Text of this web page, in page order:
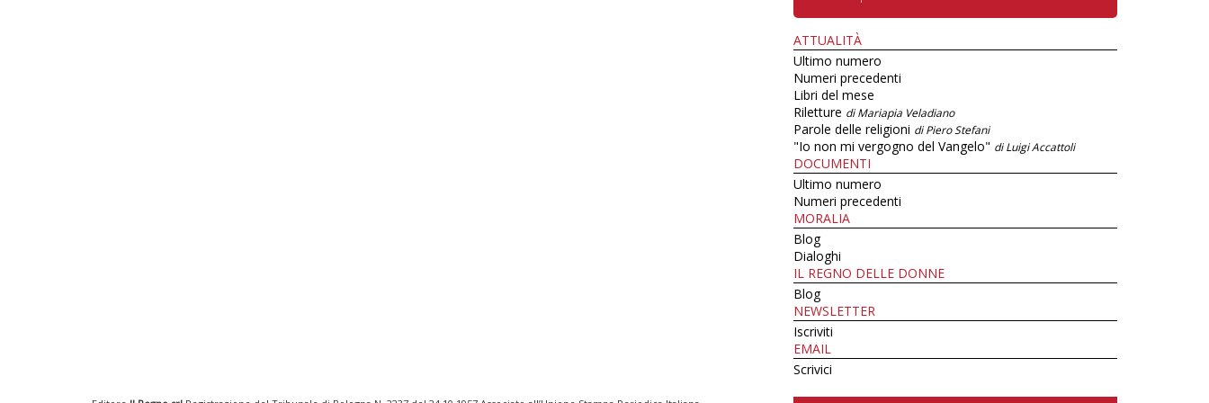
ATTUALITÀ
Ultimo numero
Numeri precedenti
Libri del mese
Riletture di Mariapia Veladiano
Parole delle religioni di Piero Stefani
"Io non mi vergogno del Vangelo" di Luigi Accattoli
DOCUMENTI
Ultimo numero
Numeri precedenti
MORALIA
Blog
Dialoghi
IL REGNO DELLE DONNE
Blog
NEWSLETTER
Iscriviti
EMAIL
Scrivici